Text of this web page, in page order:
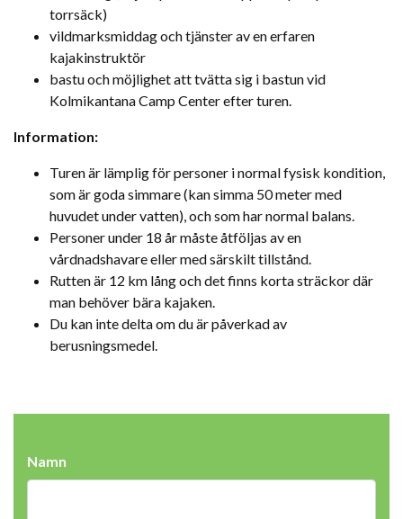
torrsäck)
vildmarksmiddag och tjänster av en erfaren
kajakinstruktör
bastu och möjlighet att tvätta sig i bastun vid
Kolmikantana Camp Center efter turen.
Information:
Turen är lämplig för personer i normal fysisk kondition,
som är goda simmare (kan simma 50 meter med
huvudet under vatten), och som har normal balans.
Personer under 18 år måste åtföljas av en
vårdnadshavare eller med särskilt tillstånd.
Rutten är 12 km lång och det finns korta sträckor där
man behöver bära kajaken.
Du kan inte delta om du är påverkad av
berusningsmedel.
Namn